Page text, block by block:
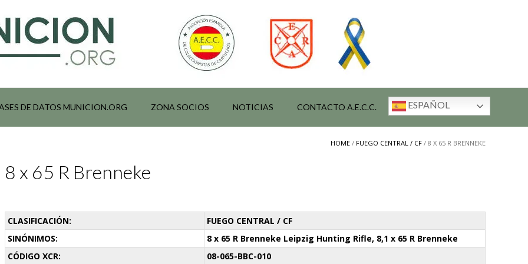
DE DATOS MUNICION.ORG ZONA SOCIOS NOTICIAS CONTACTO A.E.C.C. ESPAÑOL
HOME / FUEGO CENTRAL / CF / 8 X 65 R BRENNEKE
8 x 65 R Brenneke
CLASIFICACIÓN:
FUEGO CENTRAL / CF
SINÓNIMOS:
8 x 65 R Brenneke Leipzig Hunting Rifle, 8,1 x 65 R Brenneke
CÓDIGO XCR:
08-065-BBC-010